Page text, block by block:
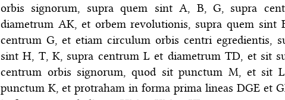
orbis signorum, supra quem sint A, B, G, supra
diametrum AK, et orbem revolutionis, supra quem sint
centrum G, et etiam circulum orbis centri egredientis,
sint H, T, K, supra centrum L et diametrum TD, et sit
centrum orbis signorum, quod sit punctum M, et sit
punctum K, et protraham in forma prima lineas DGE et